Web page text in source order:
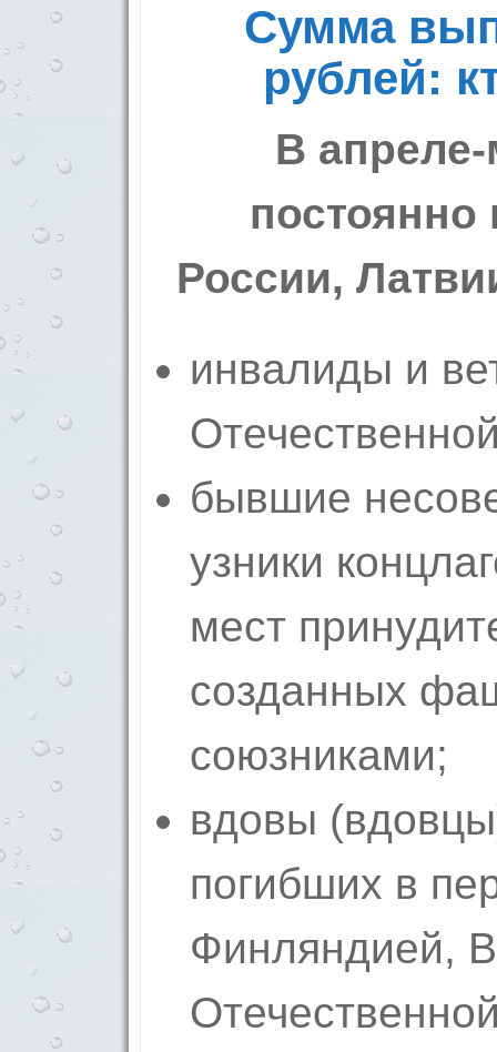
Сумма
рублей:
В апреле-
России,
инвалиды и
бывшие
узники
мест
созданных
союзниками;
вдовы
погибших в
Финляндией,